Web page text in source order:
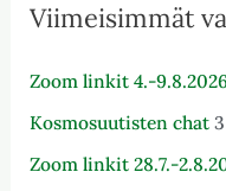
Viimeisimmät
Zoom linkit 4.-
Kosmosuutisten chat
Zoom linkit 28.7.-